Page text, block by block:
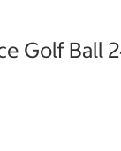
Golf Ball